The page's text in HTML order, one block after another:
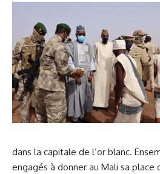
dans la capitale de l’or blanc.
engagés à donner au Mali sa